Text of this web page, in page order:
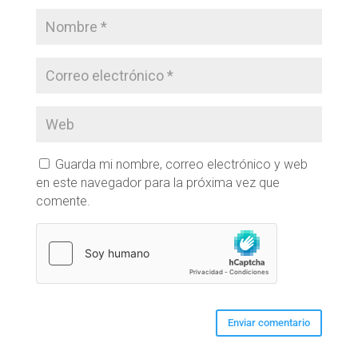
Guarda mi nombre, correo electrónico y web
en este navegador para la próxima vez que
comente.